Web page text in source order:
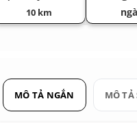
10 km
MÔ TẢ NGẮN MÔ TẢ